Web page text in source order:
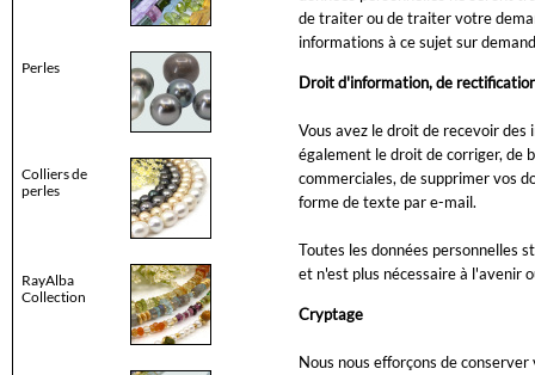
Perles
Colliers de
perles
RayAlba
Collection
de traiter ou de traiter votre
informations à ce sujet sur
Droit d'information, de
Vous avez le droit de recevoir des
également le droit de corriger, de
commerciales, de supprimer vos
forme de texte par e-mail.
Toutes les données personnelles
et n'est plus nécessaire à l'avenir
Cryptage
Nous nous efforçons de